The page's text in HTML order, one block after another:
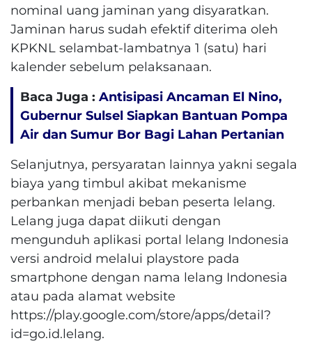
nominal uang jaminan yang disyaratkan.
Jaminan harus sudah efektif diterima oleh
KPKNL selambat-lambatnya 1 (satu) hari
kalender sebelum pelaksanaan.
Baca Juga : Antisipasi Ancaman El Nino,
Gubernur Sulsel Siapkan Bantuan Pompa
Air dan Sumur Bor Bagi Lahan Pertanian
Selanjutnya, persyaratan lainnya yakni segala
biaya yang timbul akibat mekanisme
perbankan menjadi beban peserta lelang.
Lelang juga dapat diikuti dengan
mengunduh aplikasi portal lelang Indonesia
versi android melalui playstore pada
smartphone dengan nama lelang Indonesia
atau pada alamat website
https://play.google.com/store/apps/detail?
id=go.id.lelang.